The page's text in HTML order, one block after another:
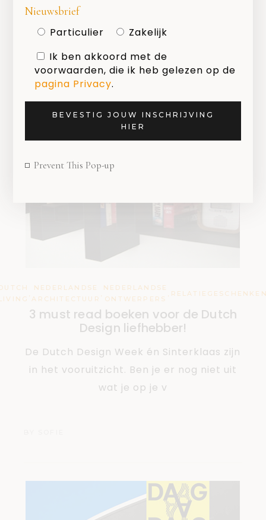
Nieuwsbrief
Particulier
Zakelijk
Ik ben akkoord met de
voorwaarden, die ik heb gelezen op de
pagina Privacy.
BEVESTIG JOUW INSCHRIJVING
HIER
Prevent This Pop-up
NEDERLANDSE
ARCHITECTUUR
NEDERLANDSE
ONTWERPERS
3 must read boeken voor de Dutch
Design liefhebber!
De Dutch Design Week én Sinterklaas zijn
in het vooruitzicht. Ben je er nog niet uit
wat je op je v